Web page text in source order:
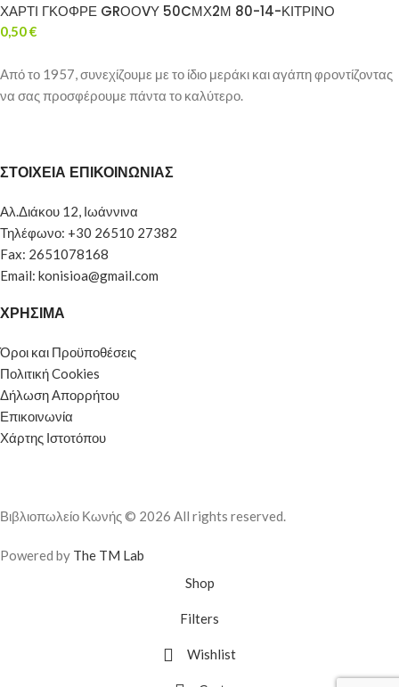
ΧΑΡΤΙ ΓΚΟΦΡΕ GRΟΟVΥ 50CΜΧ2Μ 80-14-ΚΙΤΡΙΝΟ
0,50€
Από το 1957, συνεχίζουμε με το ίδιο μεράκι και αγάπη φροντίζοντας
να σας προσφέρουμε πάντα το καλύτερο.
ΣΤΟΙΧΕΙΑ ΕΠΙΚΟΙΝΩΝΙΑΣ
Αλ.Διάκου 12, Ιωάννινα
Τηλέφωνο: +30 26510 27382
Fax: 2651078168
Email: konisioa@gmail.com
ΧΡΗΣΙΜΑ
Όροι και Προϋποθέσεις
Πολιτική Cookies
Δήλωση Απορρήτου
Επικοινωνία
Χάρτης Ιστοτόπου
Βιβλιοπωλείο Κωνής © 2026 All rights reserved.
Powered by The TM Lab
Shop
Filters
Wishlist